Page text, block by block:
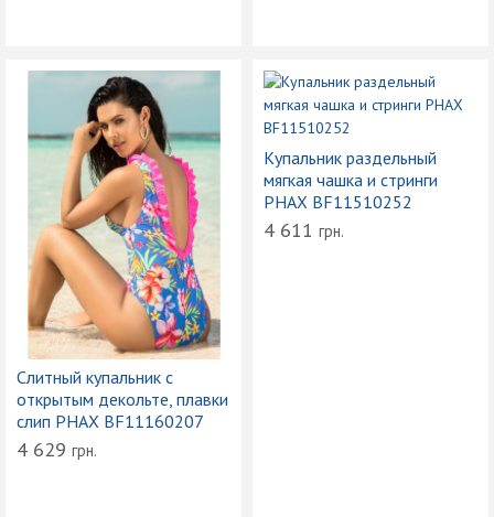
Слитный купальник с
открытым декольте, плавки
слип PHAX BF11160207
4 629 грн.
Купальник раздельный
мягкая чашка и стринги
PHAX BF11510252
4 611 грн.